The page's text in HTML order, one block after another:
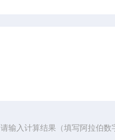
请输入计算结果（填写阿拉伯数